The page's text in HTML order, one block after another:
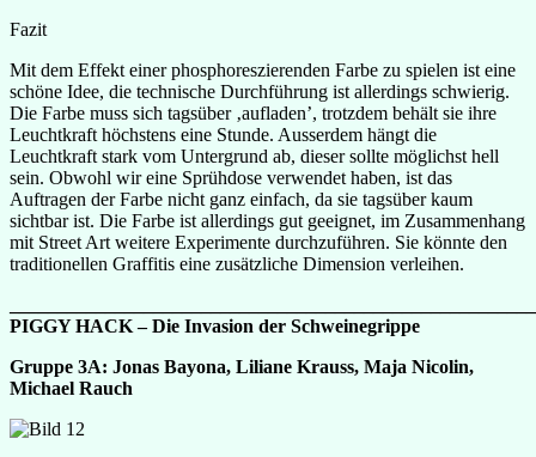
Fazit
Mit dem Effekt einer phosphoreszierenden Farbe zu spielen ist eine
schöne Idee, die technische Durchführung ist allerdings schwierig.
Die Farbe muss sich tagsüber ‚aufladen’, trotzdem behält sie ihre
Leuchtkraft höchstens eine Stunde. Ausserdem hängt die
Leuchtkraft stark vom Untergrund ab, dieser sollte möglichst hell
sein. Obwohl wir eine Sprühdose verwendet haben, ist das
Auftragen der Farbe nicht ganz einfach, da sie tagsüber kaum
sichtbar ist. Die Farbe ist allerdings gut geeignet, im Zusammenhang
mit Street Art weitere Experimente durchzuführen. Sie könnte den
traditionellen Graffitis eine zusätzliche Dimension verleihen.
PIGGY HACK – Die Invasion der Schweinegrippe
Gruppe 3A: Jonas Bayona, Liliane Krauss, Maja Nicolin,
Michael Rauch